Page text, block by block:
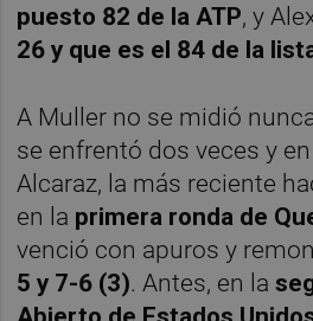
puesto 82 de la ATP, y
26 y que es el 84 de la
A Muller no se midió
se enfrentó dos veces y
Alcaraz, la más reciente
en la primera ronda de
venció con apuros y
5 y 7-6 (3). Antes, en la